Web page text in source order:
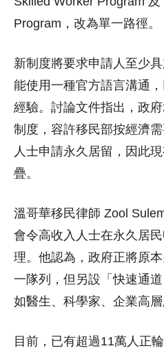
Program，改為單一路徑。
新制度將要求申請人至少
能使用一種官方語言溝通
經驗。討論文件指出，政
制度，容許移民部按經濟
人士申請永久居留，因此
疊。
溫哥華移民律師 Zool
會令高收入人士在永久居
理。他認為，政府正將原
一隊列，但另設「快速通
如醫生、科學家、企業高層
目前，已有超過11萬人正